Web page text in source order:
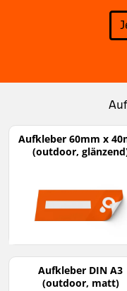
Aufkleber 60mm x
(outdoor,
Aufkleber DIN A3
(outdoor, matt)